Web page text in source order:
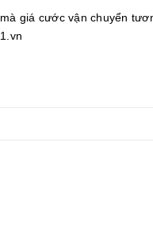
giá cước vận chuyển